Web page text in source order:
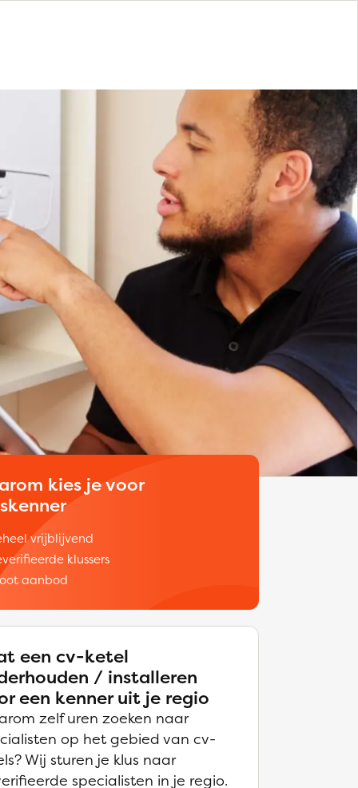
kies je voor
vrijblijvend
klussers
aanbod
een cv-ketel
/ installeren
een kenner uit je regio
zelf uren zoeken naar
op het gebied van cv-
Wij sturen je klus naar
specialisten in je regio.